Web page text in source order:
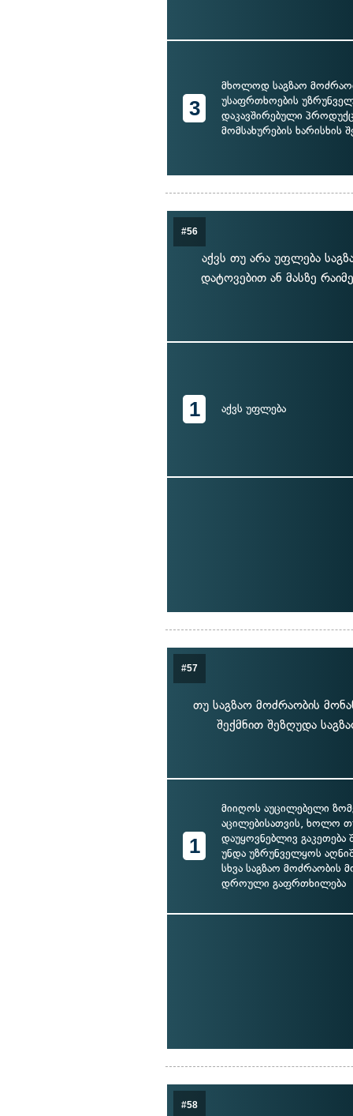
3
მხოლოდ საგზაო
უსაფრთხოების
დაკავშირებული
მომსახურების ხარისხის
#56
აქვს თუ არა უფლება
დატოვებით ან მასზე
1 აქვს უფლება
#57
თუ საგზაო მოძრაობის
შექმნით შეზღუდა
1
მიიღოს აუცილებელი
აცილებისათვის, ხოლო
დაუყოვნებლივ გაკეთება
უნდა უზრუნველყოს
სხვა საგზაო მოძრაობის
დროული გაფრთხილება
#58